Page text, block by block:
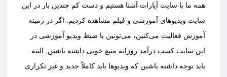
همه ما با سایت آپارات آشنا هستیم و دست کم چندین بار در این
سایت ویدیوهای آموزشی و فیلم مشاهده کردیم. اگر در زمینه
آموزش فعالیت می‌کنین، می‌تونین با ضبط ویدیو آموزشی در
این سایت کسب درآمد روزانه منبع خوبی داشته باشین. البته
باید توجه داشته باشین که ویدیوها باید کاملاً جدید و غیر تکراری